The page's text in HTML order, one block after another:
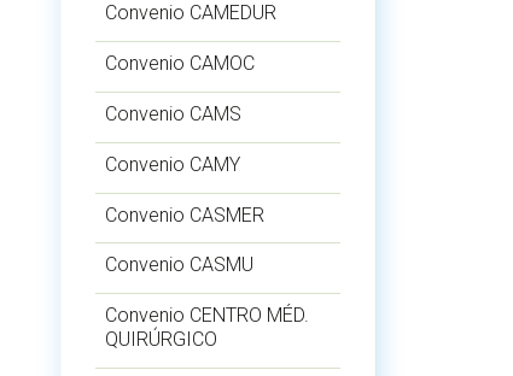
Convenio CAMEDUR
Convenio CAMOC
Convenio CAMS
Convenio CAMY
Convenio CASMER
Convenio CASMU
Convenio CENTRO MÉD.
QUIRÚRGICO